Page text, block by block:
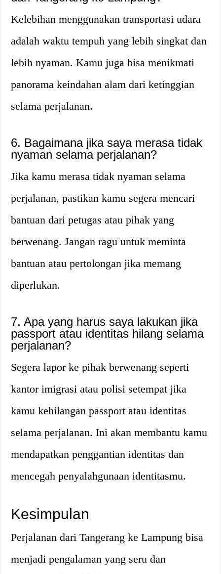
Kelebihan menggunakan transportasi udara
adalah waktu tempuh yang lebih singkat dan
lebih nyaman. Kamu juga bisa menikmati
panorama keindahan alam dari ketinggian
selama perjalanan.
6. Bagaimana jika saya merasa tidak
nyaman selama perjalanan?
Jika kamu merasa tidak nyaman selama
perjalanan, pastikan kamu segera mencari
bantuan dari petugas atau pihak yang
berwenang. Jangan ragu untuk meminta
bantuan atau pertolongan jika memang
diperlukan.
7. Apa yang harus saya lakukan jika
passport atau identitas hilang selama
perjalanan?
Segera lapor ke pihak berwenang seperti
kantor imigrasi atau polisi setempat jika
kamu kehilangan passport atau identitas
selama perjalanan. Ini akan membantu kamu
mendapatkan penggantian identitas dan
mencegah penyalahgunaan identitasmu.
Kesimpulan
Perjalanan dari Tangerang ke Lampung bisa
menjadi pengalaman yang seru dan